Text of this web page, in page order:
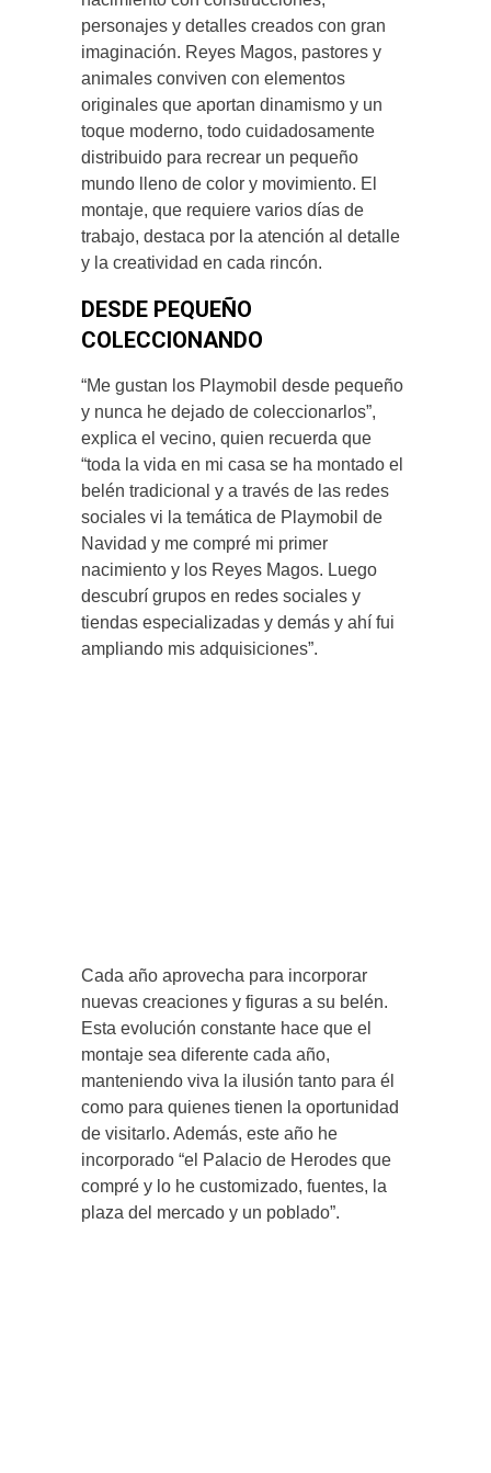
personajes y detalles creados con gran
imaginación. Reyes Magos, pastores y
animales conviven con elementos
originales que aportan dinamismo y un
toque moderno, todo cuidadosamente
distribuido para recrear un pequeño
mundo lleno de color y movimiento. El
montaje, que requiere varios días de
trabajo, destaca por la atención al detalle
y la creatividad en cada rincón.
DESDE PEQUEÑO
COLECCIONANDO
“Me gustan los Playmobil desde pequeño
y nunca he dejado de coleccionarlos”,
explica el vecino, quien recuerda que
“toda la vida en mi casa se ha montado el
belén tradicional y a través de las redes
sociales vi la temática de Playmobil de
Navidad y me compré mi primer
nacimiento y los Reyes Magos. Luego
descubrí grupos en redes sociales y
tiendas especializadas y demás y ahí fui
ampliando mis adquisiciones”.
Cada año aprovecha para incorporar
nuevas creaciones y figuras a su belén.
Esta evolución constante hace que el
montaje sea diferente cada año,
manteniendo viva la ilusión tanto para él
como para quienes tienen la oportunidad
de visitarlo. Además, este año he
incorporado “el Palacio de Herodes que
compré y lo he customizado, fuentes, la
plaza del mercado y un poblado”.